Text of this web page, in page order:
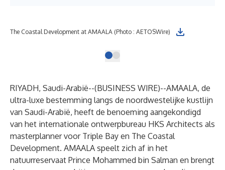
The Coastal Development at AMAALA (Photo : AETOSWire)
RIYADH, Saudi-Arabië--(BUSINESS WIRE)--AMAALA, de
ultra-luxe bestemming langs de noordwestelijke kustlijn
van Saudi-Arabië, heeft de benoeming aangekondigd
van het internationale ontwerpbureau HKS Architects als
masterplanner voor Triple Bay en The Coastal
Development. AMAALA speelt zich af in het
natuurreservaat Prince Mohammed bin Salman en brengt